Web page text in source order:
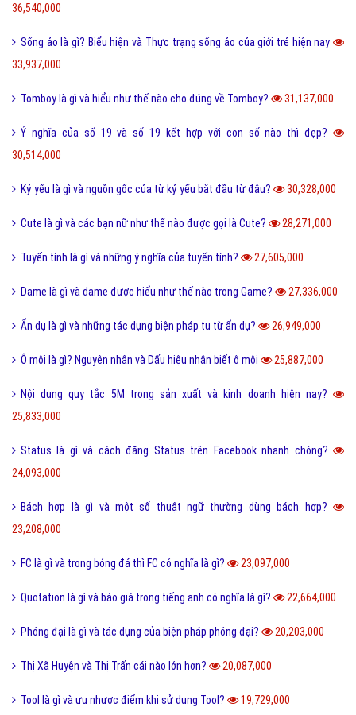
36,540,000
Sống ảo là gì? Biểu hiện và Thực trạng sống ảo của giới trẻ hiện nay
33,937,000
Tomboy là gì và hiểu như thế nào cho đúng về Tomboy? 31,137,000
Ý nghĩa của số 19 và số 19 kết hợp với con số nào thì đẹp?
30,514,000
Kỷ yếu là gì và nguồn gốc của từ kỷ yếu bắt đầu từ đâu? 30,328,000
Cute là gì và các bạn nữ như thế nào được gọi là Cute? 28,271,000
Tuyến tính là gì và những ý nghĩa của tuyến tính? 27,605,000
Dame là gì và dame được hiểu như thế nào trong Game? 27,336,000
Ẩn dụ là gì và những tác dụng biện pháp tu từ ẩn dụ? 26,949,000
Ô môi là gì? Nguyên nhân và Dấu hiệu nhận biết ô môi 25,887,000
Nội dung quy tắc 5M trong sản xuất và kinh doanh hiện nay?
25,833,000
Status là gì và cách đăng Status trên Facebook nhanh chóng?
24,093,000
Bách hợp là gì và một số thuật ngữ thường dùng bách hợp?
23,208,000
FC là gì và trong bóng đá thì FC có nghĩa là gì? 23,097,000
Quotation là gì và báo giá trong tiếng anh có nghĩa là gì? 22,664,000
Phóng đại là gì và tác dụng của biện pháp phóng đại? 20,203,000
Thị Xã Huyện và Thị Trấn cái nào lớn hơn? 20,087,000
Tool là gì và ưu nhược điểm khi sử dụng Tool? 19,729,000